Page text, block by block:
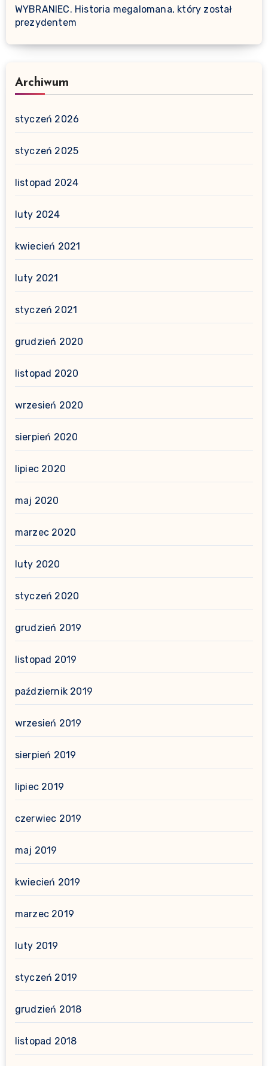
WYBRANIEC. Historia megalomana, który został
prezydentem
Archiwum
styczeń 2026
styczeń 2025
listopad 2024
luty 2024
kwiecień 2021
luty 2021
styczeń 2021
grudzień 2020
listopad 2020
wrzesień 2020
sierpień 2020
lipiec 2020
maj 2020
marzec 2020
luty 2020
styczeń 2020
grudzień 2019
listopad 2019
październik 2019
wrzesień 2019
sierpień 2019
lipiec 2019
czerwiec 2019
maj 2019
kwiecień 2019
marzec 2019
luty 2019
styczeń 2019
grudzień 2018
listopad 2018